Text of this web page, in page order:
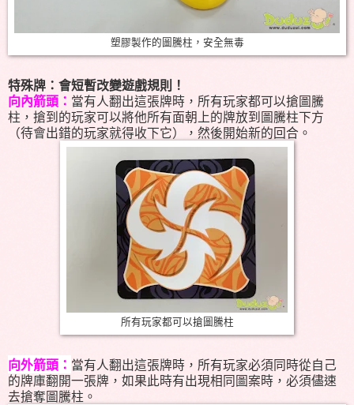
塑膠製作的圖騰柱，安全無毒
特殊牌：會短暫改變遊戲規則！
向內箭頭： 當有人翻出這張牌時，所有玩家都可以搶圖騰
柱，搶到的玩家可以將他所有面朝上的牌放到圖騰柱下方
（待會出錯的玩家就得收下它），然後開始新的回合。
所有玩家都可以搶圖騰柱
向外箭頭： 當有人翻出這張牌時，所有玩家必須同時從自己
的牌庫翻開一張牌，如果此時有出現相同圖案時，必須儘速
去搶奪圖騰柱。